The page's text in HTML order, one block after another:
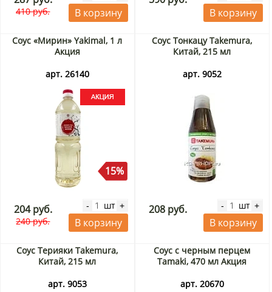
410 руб. В корзину В корзину
Соус «Мирин» Yakimal, 1 л
Акция
арт. 26140
15%
204 руб.
240 руб.
- шт +
В корзину
Соус Тонкацу Takemura,
Китай, 215 мл
арт. 9052
208 руб. - шт +
В корзину
Соус Терияки Takemura,
Китай, 215 мл
арт. 9053
Соус с черным перцем
Tamaki, 470 мл Акция
арт. 20670